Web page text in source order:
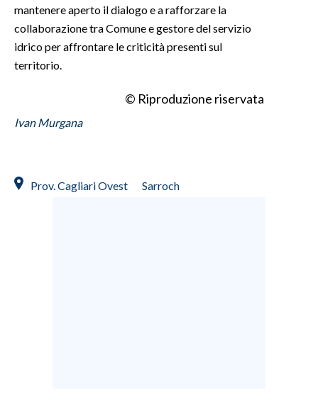
mantenere aperto il dialogo e a rafforzare la
collaborazione tra Comune e gestore del servizio
idrico per affrontare le criticità presenti sul
territorio.
© Riproduzione riservata
Ivan Murgana
Prov. Cagliari Ovest Sarroch